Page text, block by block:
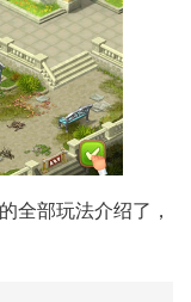
全部玩法介绍了，